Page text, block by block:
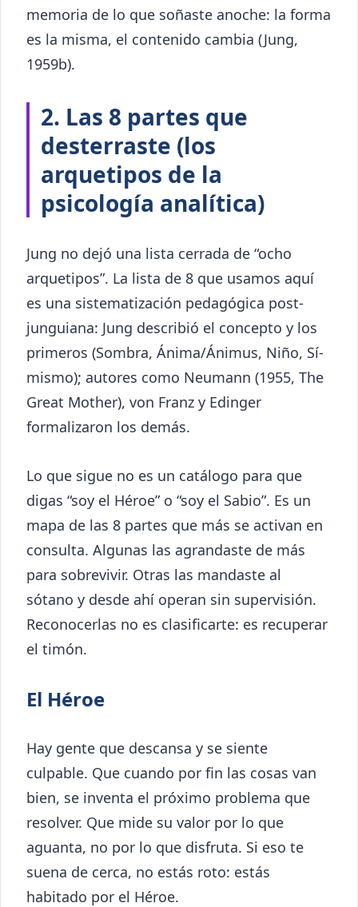
memoria de lo que soñaste anoche: la forma
es la misma, el contenido cambia (Jung,
1959b).
2. Las 8 partes que
desterraste (los
arquetipos de la
psicología analítica)
Jung no dejó una lista cerrada de “ocho
arquetipos”. La lista de 8 que usamos aquí
es una sistematización pedagógica post-
junguiana: Jung describió el concepto y los
primeros (Sombra, Ánima/Ánimus, Niño, Sí-
mismo); autores como Neumann (1955, The
Great Mother), von Franz y Edinger
formalizaron los demás.
Lo que sigue no es un catálogo para que
digas “soy el Héroe” o “soy el Sabio”. Es un
mapa de las 8 partes que más se activan en
consulta. Algunas las agrandaste de más
para sobrevivir. Otras las mandaste al
sótano y desde ahí operan sin supervisión.
Reconocerlas no es clasificarte: es recuperar
el timón.
El Héroe
Hay gente que descansa y se siente
culpable. Que cuando por fin las cosas van
bien, se inventa el próximo problema que
resolver. Que mide su valor por lo que
aguanta, no por lo que disfruta. Si eso te
suena de cerca, no estás roto: estás
habitado por el Héroe.